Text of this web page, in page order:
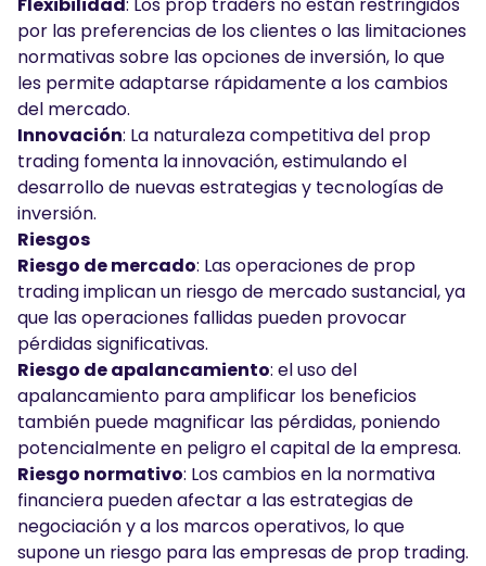
por las preferencias de los clientes o las limitaciones
normativas sobre las opciones de inversión, lo que
les permite adaptarse rápidamente a los cambios
del mercado.
Innovación: La naturaleza competitiva del prop
trading fomenta la innovación, estimulando el
desarrollo de nuevas estrategias y tecnologías de
inversión.
Riesgos
Riesgo de mercado: Las operaciones de prop
trading implican un riesgo de mercado sustancial, ya
que las operaciones fallidas pueden provocar
pérdidas significativas.
Riesgo de apalancamiento: el uso del
apalancamiento para amplificar los beneficios
también puede magnificar las pérdidas, poniendo
potencialmente en peligro el capital de la empresa.
Riesgo normativo: Los cambios en la normativa
financiera pueden afectar a las estrategias de
negociación y a los marcos operativos, lo que
supone un riesgo para las empresas de prop trading.